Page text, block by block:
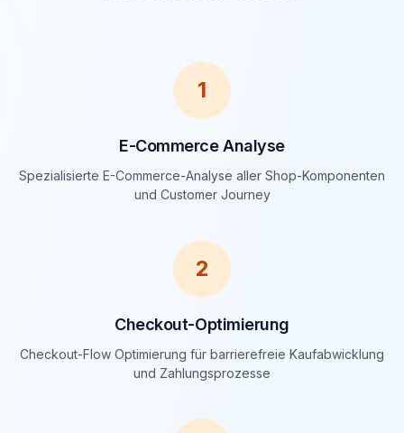
1
E-Commerce Analyse
Spezialisierte E-Commerce-Analyse aller Shop-Komponenten
und Customer Journey
2
Checkout-Optimierung
Checkout-Flow Optimierung für barrierefreie Kaufabwicklung
und Zahlungsprozesse